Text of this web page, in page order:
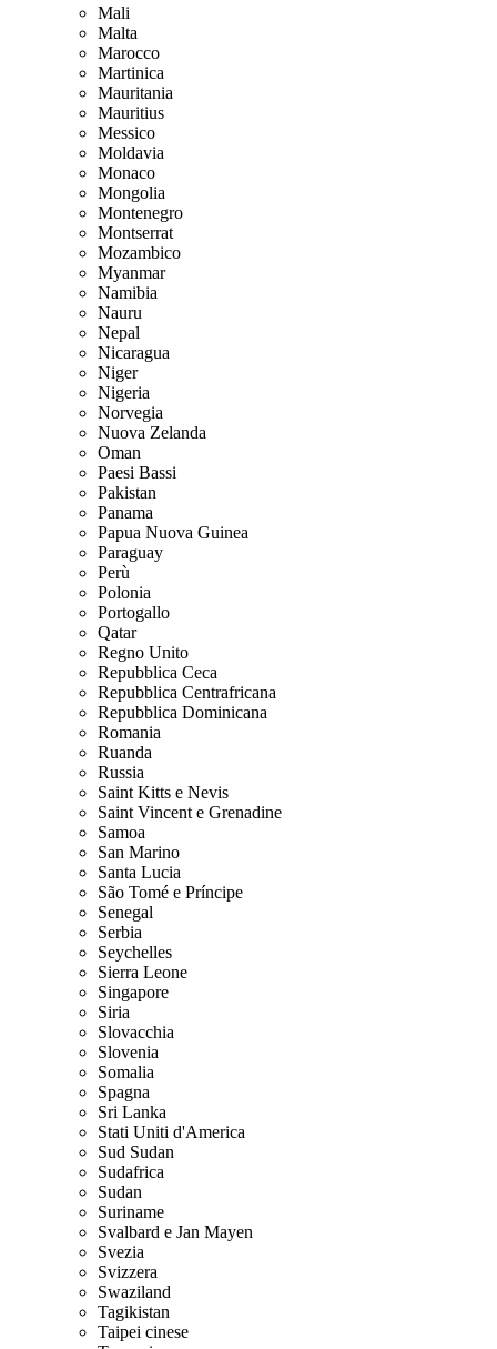
Mali
Malta
Marocco
Martinica
Mauritania
Mauritius
Messico
Moldavia
Monaco
Mongolia
Montenegro
Montserrat
Mozambico
Myanmar
Namibia
Nauru
Nepal
Nicaragua
Niger
Nigeria
Norvegia
Nuova Zelanda
Oman
Paesi Bassi
Pakistan
Panama
Papua Nuova Guinea
Paraguay
Perù
Polonia
Portogallo
Qatar
Regno Unito
Repubblica Ceca
Repubblica Centrafricana
Repubblica Dominicana
Romania
Ruanda
Russia
Saint Kitts e Nevis
Saint Vincent e Grenadine
Samoa
San Marino
Santa Lucia
São Tomé e Príncipe
Senegal
Serbia
Seychelles
Sierra Leone
Singapore
Siria
Slovacchia
Slovenia
Somalia
Spagna
Sri Lanka
Stati Uniti d'America
Sud Sudan
Sudafrica
Sudan
Suriname
Svalbard e Jan Mayen
Svezia
Svizzera
Swaziland
Tagikistan
Taipei cinese